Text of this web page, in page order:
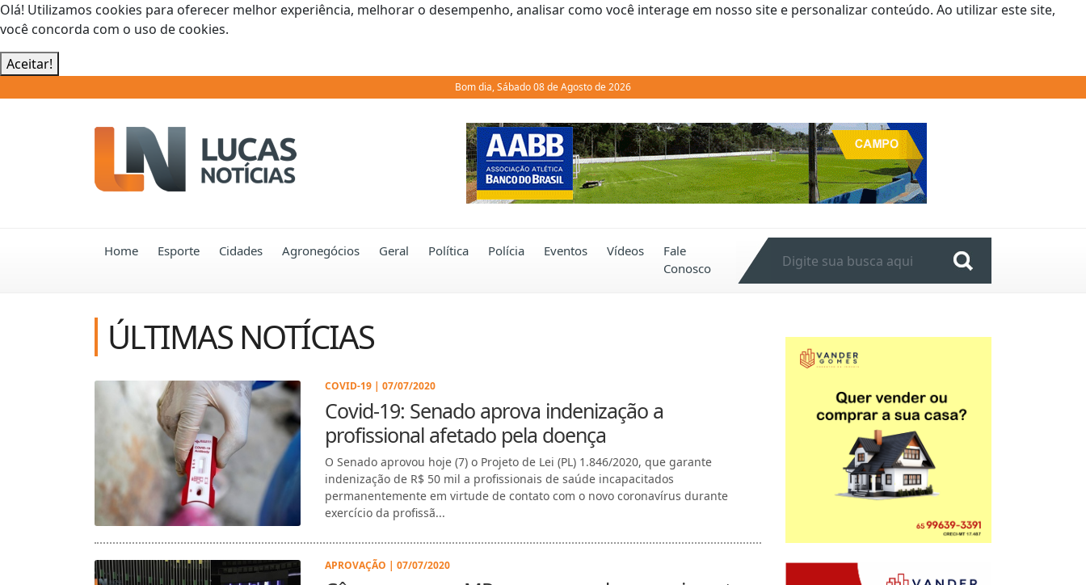
Olá! Utilizamos cookies para oferecer melhor experiência, melhorar o desempenho, analisar como você interage em nosso site e personalizar conteúdo. Ao utilizar este site,
você concorda com o uso de cookies.
Aceitar!
Bom dia, Sábado 08 de Agosto de 2026
Previous
Home Esporte Cidades Agronegócios Geral Política Polícia Eventos Vídeos
Fale
Conosco
ÚLTIMAS NOTÍCIAS
COVID-19 | 07/07/2020
Covid-19: Senado aprova indenização a
profissional afetado pela doença
O Senado aprovou hoje (7) o Projeto de Lei (PL) 1.846/2020, que garante
indenização de R$ 50 mil a profissionais de saúde incapacitados
permanentemente em virtude de contato com o novo coronavírus durante
exercício da profissã...
APROVAÇÃO | 07/07/2020